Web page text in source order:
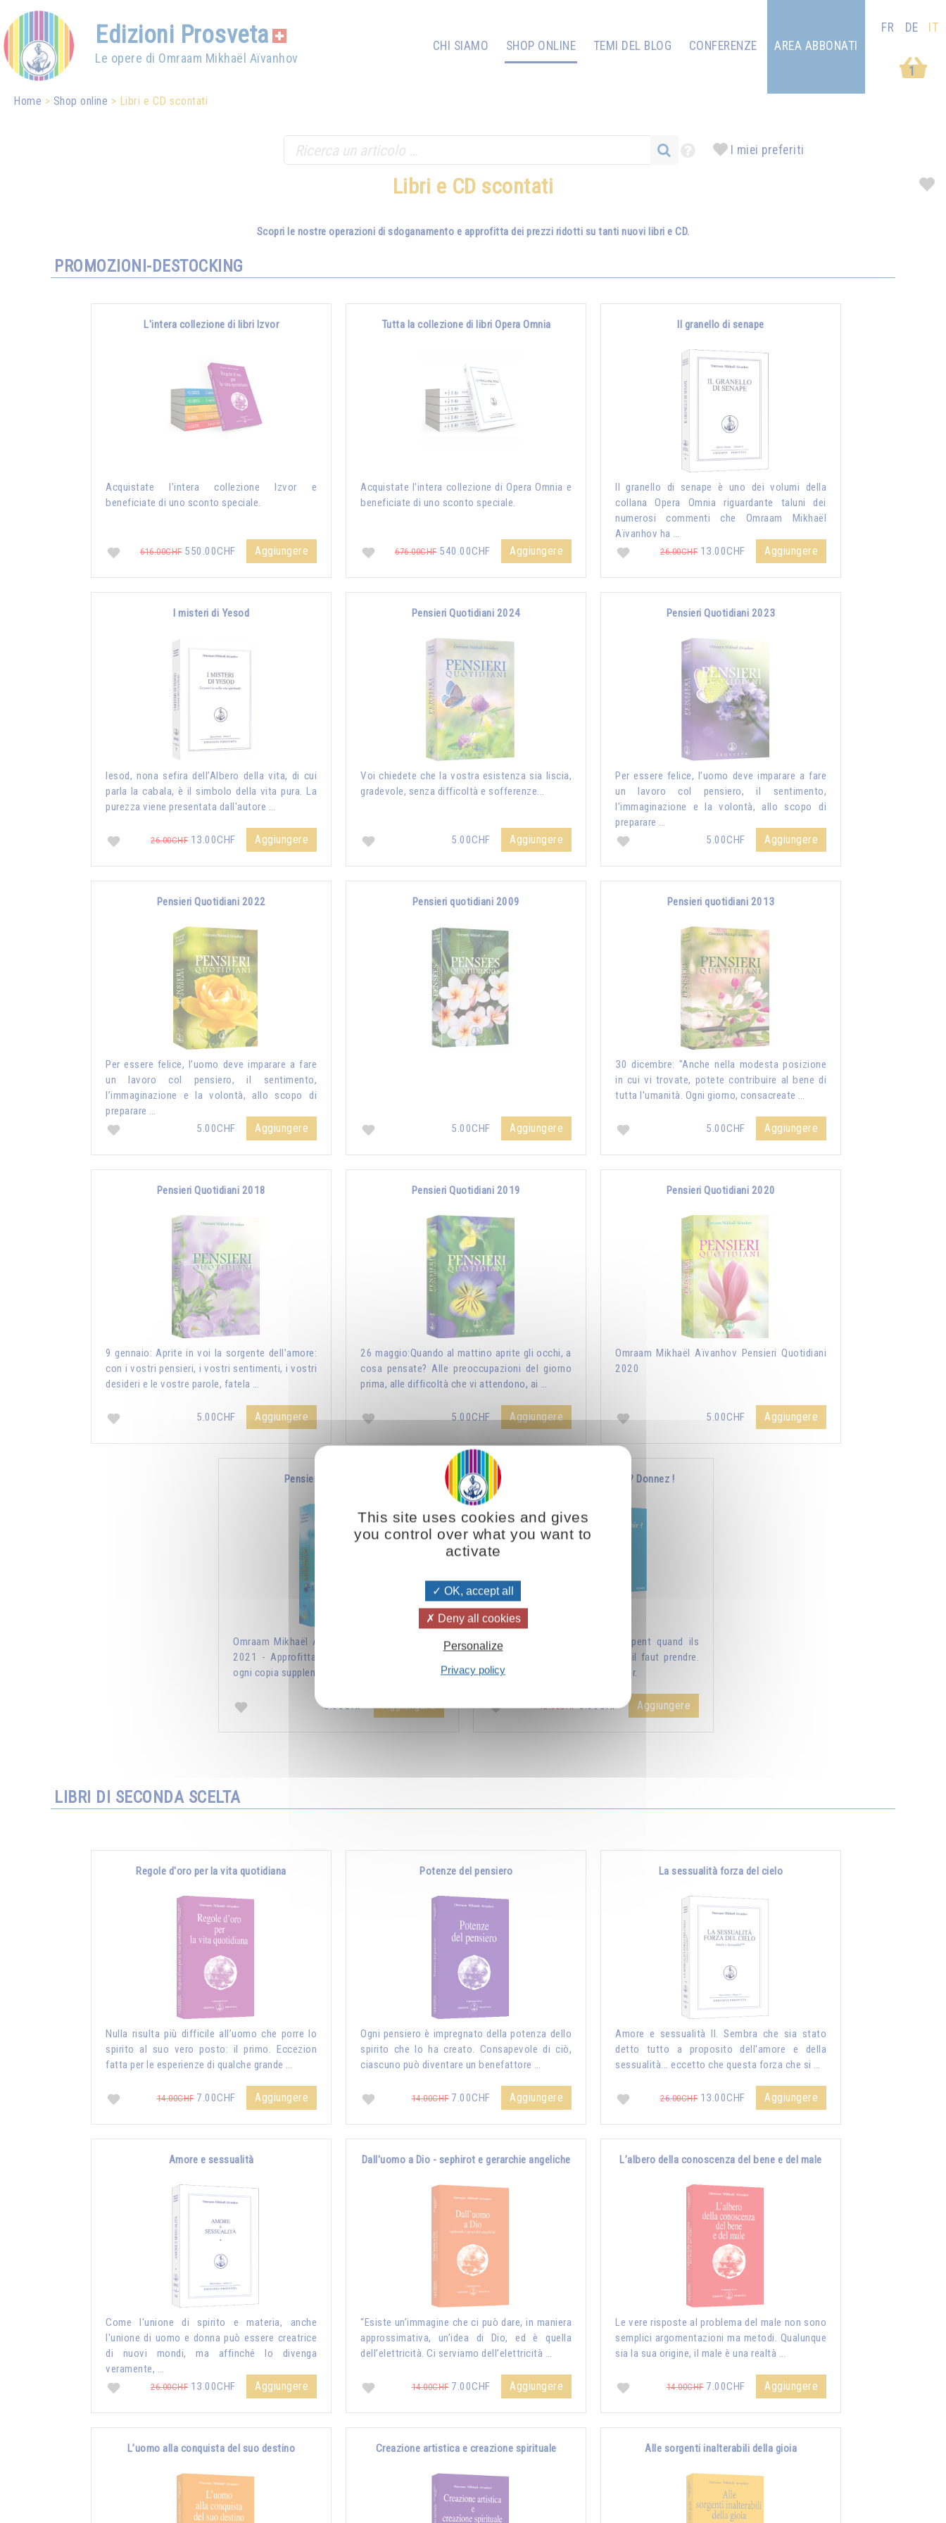
Edizioni Prosveta
Le opere di Omraam Mikhaël Aïvanhov
CHI SIAMO SHOP ONLINE TEMI DEL BLOG
CONFERENZE
1
AREA ABBONATI
FR DE IT
Home Shop online Libri e CD scontati
I miei preferiti
Libri e CD scontati
Scopri le nostre operazioni di sdoganamento e approfitta dei prezzi ridotti su tanti nuovi libri e CD.
PROMOZIONI-DESTOCKING
L'intera collezione di libri Izvor
Acquistate l'intera collezione Izvor e
beneficiate di uno sconto speciale.
616.00CHF550.00CHF Aggiungere
Tutta la collezione di libri Opera Omnia
Acquistate l'intera collezione di Opera Omnia e
beneficiate di uno sconto speciale.
676.00CHF540.00CHF Aggiungere
Il granello di senape
Il granello di senape è uno dei volumi della
collana Opera Omnia riguardante taluni dei
numerosi commenti che Omraam Mikhaël
Aïvanhov ha …
26.00CHF 13.00CHF Aggiungere
I misteri di Yesod
Iesod, nona sefira dell’Albero della vita, di cui
parla la cabala, è il simbolo della vita pura. La
purezza viene presentata dall'autore …
26.00CHF 13.00CHF Aggiungere
Pensieri Quotidiani 2024
Voi chiedete che la vostra esistenza sia liscia,
gradevole, senza difficoltà e sofferenze...
5.00CHF Aggiungere
Pensieri Quotidiani 2023
Per essere felice, l’uomo deve imparare a fare
un lavoro col pensiero, il sentimento,
l’immaginazione e la volontà, allo scopo di
preparare …
5.00CHF
Aggiungere
Pensieri Quotidiani 2022
Per essere felice, l’uomo deve imparare a fare
un lavoro col pensiero, il sentimento,
l’immaginazione e la volontà, allo scopo di
preparare …
5.00CHF
Aggiungere
Pensieri quotidiani 2009
5.00CHF Aggiungere
Pensieri quotidiani 2013
30 dicembre: "Anche nella modesta posizione
in cui vi trovate, potete contribuire al bene di
tutta l'umanità. Ogni giorno, consacreate …
5.00CHF Aggiungere
Pensieri Quotidiani 2018
9 gennaio: Aprite in voi la sorgente dell’amore:
con i vostri pensieri, i vostri sentimenti, i vostri
desideri e le vostre parole, fatela …
5.00CHF Aggiungere
Pensieri Quotidiani 2019
26 maggio:Quando al mattino aprite gli occhi, a
cosa pensate? Alle preoccupazioni del giorno
prima, alle difficoltà che vi attendono, ai …
5.00CHF Aggiungere
Pensieri Quotidiani 2020
Omraam Mikhaël Aïvanhov Pensieri Quotidiani
2020
5.00CHF Aggiungere
Pensieri Quotidiani 2021
Omraam Mikhaël Aïvanhov Pensieri Quotidiani
2021 - Approfitta dello sconto di 2 CHF per
ogni copia supplementare aggiunta all'ordine !
5.00CHF Aggiungere
Vous voulez vous enrichir ? Donnez !
Combien les humains se trompent quand ils
s’imaginent que pour s’enrichir il faut prendre.
Non, pour s’enrichir, il faut donner.
12.00CHF5.00CHF Aggiungere
LIBRI DI SECONDA SCELTA
Regole d'oro per la vita quotidiana
Nulla risulta più difficile all’uomo che porre lo
spirito al suo vero posto: il primo. Eccezion
fatta per le esperienze di qualche grande …
14.00CHF7.00CHF Aggiungere
Potenze del pensiero
Ogni pensiero è impregnato della potenza dello
spirito che lo ha creato. Consapevole di ciò,
ciascuno può diventare un benefattore …
14.00CHF7.00CHF Aggiungere
La sessualità forza del cielo
Amore e sessualità II. Sembra che sia stato
detto tutto a proposito dell'amore e della
sessualità... eccetto che questa forza che si …
26.00CHF 13.00CHF Aggiungere
Amore e sessualità
Come l'unione di spirito e materia, anche
l'unione di uomo e donna può essere creatrice
di nuovi mondi, ma affinché lo divenga
veramente, …
26.00CHF 13.00CHF Aggiungere
Dall'uomo a Dio - sephirot e gerarchie angeliche
“Esiste un’immagine che ci può dare, in maniera
approssimativa, un’idea di Dio, ed è quella
dell’elettricità. Ci serviamo dell’elettricità …
14.00CHF7.00CHF Aggiungere
L’albero della conoscenza del bene e del male
Le vere risposte al problema del male non sono
semplici argomentazioni ma metodi. Qualunque
sia la sua origine, il male è una realtà …
14.00CHF7.00CHF Aggiungere
L’uomo alla conquista del suo destino Creazione artistica e creazione spirituale Alle sorgenti inalterabili della gioia
This site uses cookies and gives
you control over what you want to
activate
OK, accept all
Deny all cookies
Personalize
Privacy policy